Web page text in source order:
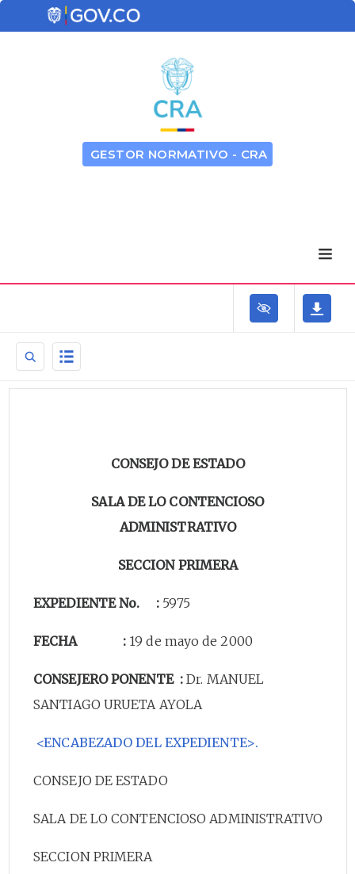
GESTOR NORMATIVO - CRA
CONSEJO DE ESTADO
SALA DE LO CONTENCIOSO
ADMINISTRATIVO
SECCION PRIMERA
EXPEDIENTE No. : 5975
FECHA : 19 de mayo de 2000
CONSEJERO PONENTE : Dr. MANUEL
SANTIAGO URUETA AYOLA
<ENCABEZADO DEL EXPEDIENTE>.
CONSEJO DE ESTADO
SALA DE LO CONTENCIOSO ADMINISTRATIVO
SECCION PRIMERA